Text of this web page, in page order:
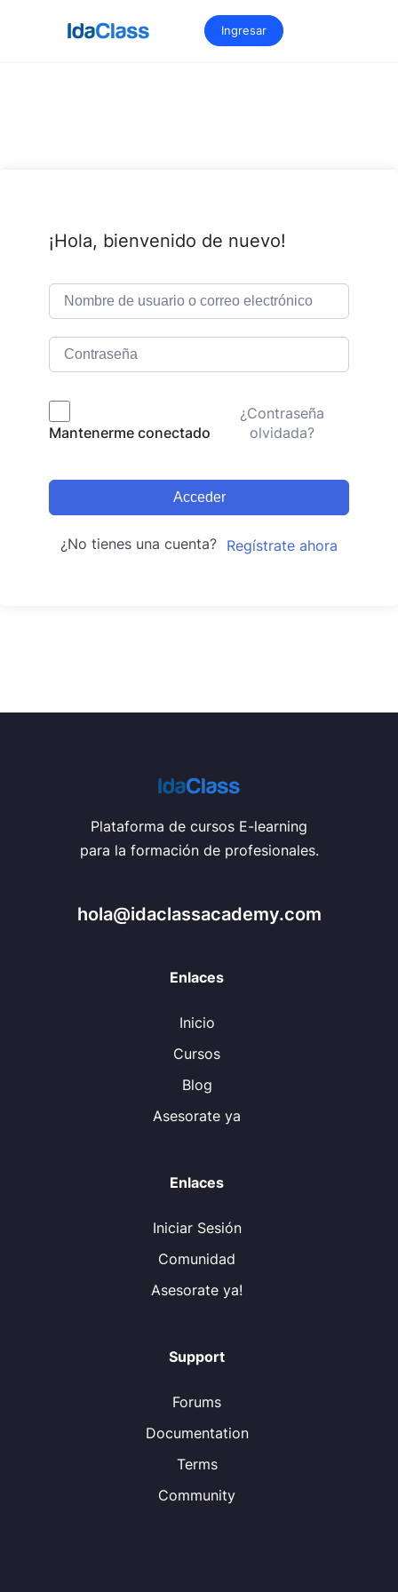
Ingresar
¡Hola, bienvenido de nuevo!
Mantenerme conectado
¿Contraseña
olvidada?
Acceder
¿No tienes una cuenta? Regístrate ahora
Plataforma de cursos E-learning
para la formación de profesionales.
hola@idaclassacademy.com
Enlaces
Inicio
Cursos
Blog
Asesorate ya
Enlaces
Iniciar Sesión
Comunidad
Asesorate ya!
Support
Forums
Documentation
Terms
Community